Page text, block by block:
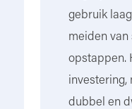
gebruik
meiden van
opstappen.
investering,
dubbel en